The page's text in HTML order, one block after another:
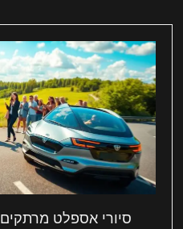
סיורי אספלט מרתקים